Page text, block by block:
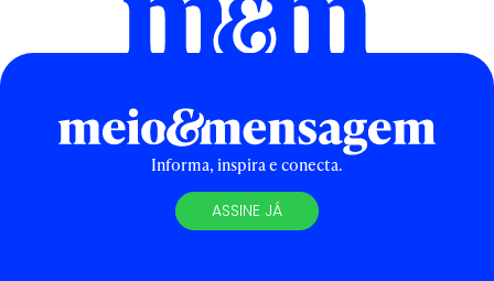
Informa, inspira e conecta.
ASSINE JÁ